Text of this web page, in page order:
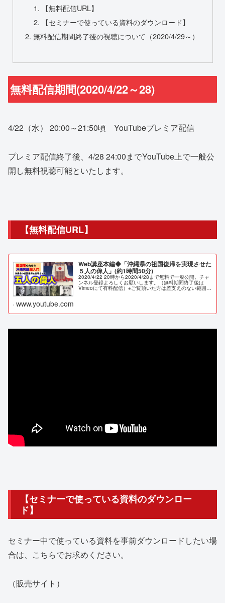
【無料配信URL】
【セミナーで使っている資料のダウンロード】
無料配信期間終了後の視聴について（2020/4/29～）
無料配信期間(2020/4/22～28)
4/22（水） 20:00～21:50頃 YouTubeプレミア配信
プレミア配信終了後、4/28 24:00までYouTube上で一般公
開し無料視聴可能といたします。
【無料配信URL】
Web講座本編◆「沖縄県の祖国復帰を実現させた
５人の偉人」(約1時間50分)
2020/4/22 20時から2020/4/28まで無料で一般公開。チャ
ンネル登録よろしくお願いします。（無料期間終了後は
Vimeoにて有料配信）※ご覧頂いた方は差支えのない範囲で
www.youtube.com
【セミナーで使っている資料のダウンロー
ド】
セミナー中で使っている資料を事前ダウンロードしたい場
合は、こちらでお求めください。
（販売サイト）